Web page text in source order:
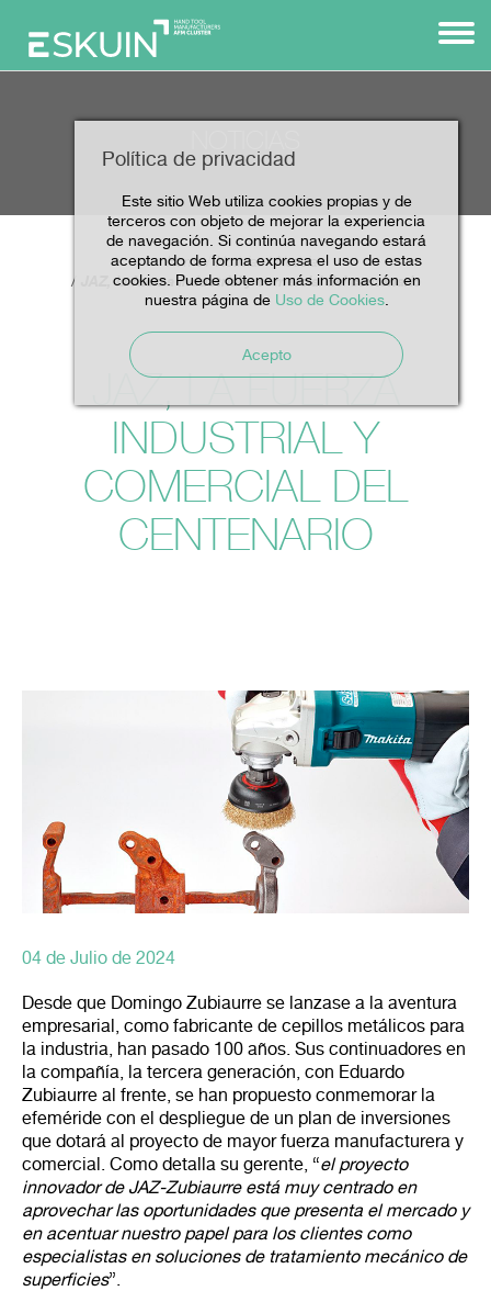
Política de privacidad
Este sitio Web utiliza cookies propias y de
terceros con objeto de mejorar la experiencia
de navegación. Si continúa navegando estará
aceptando de forma expresa el uso de estas
cookies. Puede obtener más información en
nuestra página de Uso de Cookies.
Acepto
Home Noticias Noticias
JAZ, la fuerza industrial y comercial del centenario
JAZ, LA FUERZA
INDUSTRIAL Y
COMERCIAL DEL
CENTENARIO
04 de Julio de 2024
Desde que Domingo Zubiaurre se lanzase a la aventura
empresarial, como fabricante de cepillos metálicos para
la industria, han pasado 100 años. Sus continuadores en
la compañía, la tercera generación, con Eduardo
Zubiaurre al frente, se han propuesto conmemorar la
efeméride con el despliegue de un plan de inversiones
que dotará al proyecto de mayor fuerza manufacturera y
comercial. Como detalla su gerente, “el proyecto
innovador de JAZ-Zubiaurre está muy centrado en
aprovechar las oportunidades que presenta el mercado y
en acentuar nuestro papel para los clientes como
especialistas en soluciones de tratamiento mecánico de
superficies”.